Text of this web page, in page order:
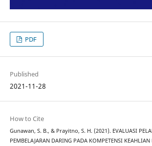
PDF
Published
2021-11-28
How to Cite
Gunawan, S. B., & Prayitno, S. H. (2021). EVALUASI
PEMBELAJARAN DARING PADA KOMPETENSI